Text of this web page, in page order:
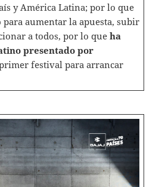
y América Latina; por lo que
para aumentar la apuesta, subir
a todos, por lo queha
presentado por
festival para arrancar